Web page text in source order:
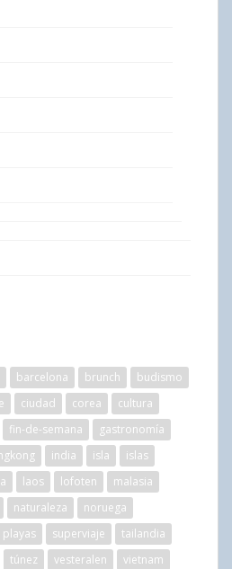
barcelona brunch
budismo
ciudad corea
cultura
fin-de-semana
gastronomía
india isla
islas
laos lofoten
malasia
naturaleza
noruega
playas superviaje
tailandia
túnez vesteralen
vietnam